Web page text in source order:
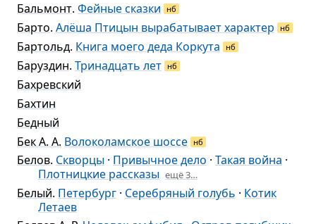
Бальмонт. Фейные сказки нб
Барто. Алёша Птицын вырабатывает характер нб
Бартольд. Книга моего деда Коркута нб
Баруздин. Тринадцать лет нб
Бахревский
Бахтин
Бедный
Бек А. А. Волоколамское шоссе нб
Белов. Скворцы · Привычное дело · Такая война ·
Плотницкие рассказы ещё 3…
Белый. Петербург · Серебряный голубь · Котик
Летаев